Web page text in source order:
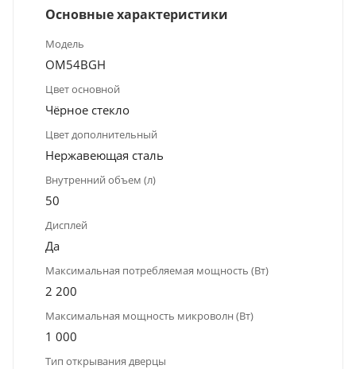
Основные характеристики
Модель
OM54BGH
Цвет основной
Чёрное стекло
Цвет дополнительный
Нержавеющая сталь
Внутренний объем (л)
50
Дисплей
Да
Максимальная потребляемая мощность (Вт)
2 200
Максимальная мощность микроволн (Вт)
1 000
Тип открывания дверцы